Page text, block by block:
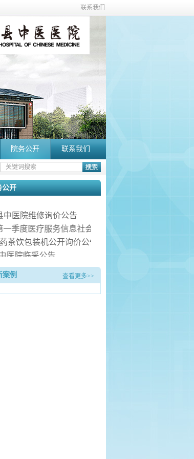
联系我们
院务公开 联系我们
公开
医院维修询价公告
季度医疗服务信息社会公开
药茶饮包装机公开询价公告
中医院临采公告
中医院询价公告
水器安装服务项目（二次） 中标候选人公示
案例 查看更多>>